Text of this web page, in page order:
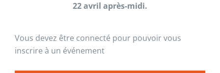
22 avril après-midi.
Vous devez être connecté pour pouvoir vous
inscrire à un événement